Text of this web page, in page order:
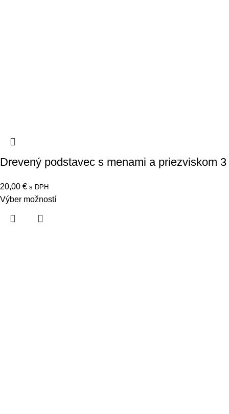
Drevený podstavec s menami a priezviskom 3
20,00 € s DPH
Výber možností